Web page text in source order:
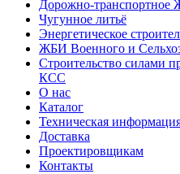
Дорожно-транспортное
Чугунное литьё
Энергетическое
ЖБИ Военного и
Строительство силами
КСС
О нас
Каталог
Техническая
Доставка
Проектировщикам
Контакты